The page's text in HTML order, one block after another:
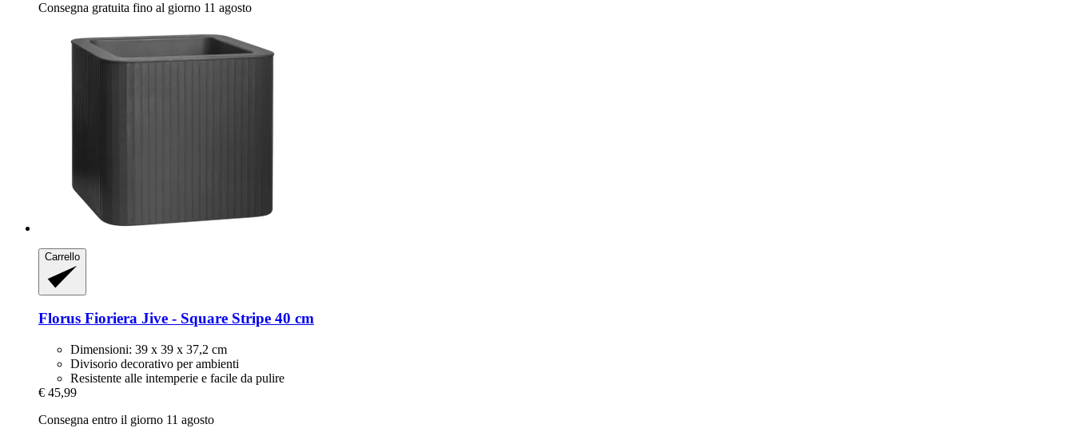
Consegna gratuita fino al giorno 11 agosto
Carrello
Florus Fioriera Jive -​ Square Stripe 40 cm
Dimensioni: 39 x 39 x 37,2 cm
Divisorio decorativo per ambienti
Resistente alle intemperie e facile da pulire
€ 45,99
Consegna entro il giorno 11 agosto